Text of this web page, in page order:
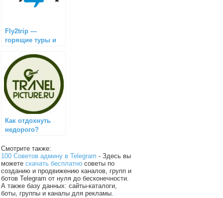
Fly2trip —
горящие туры и
Как отдохнуть
недорого?
Смотрите также:
100 Советов админу в Telegram - Здесь вы
можетескачать бесплатно советы по
созданию и продвижению каналов, групп и
ботов Telegram от нуля до бесконечности.
А также базу данных: сайты-каталоги,
боты, группы и каналы для рекламы.